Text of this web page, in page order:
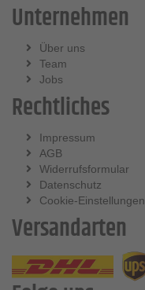
Unternehmen
Über uns
Team
Jobs
Rechtliches
Impressum
AGB
Widerrufsformular
Datenschutz
Cookie-Einstellungen
Versandarten